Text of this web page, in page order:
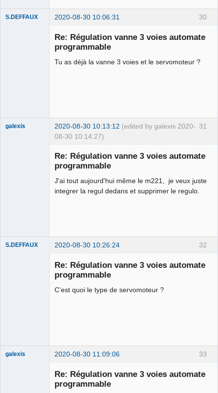
30
S.DEFFAUX 2020-08-30 10:06:31
Re: Régulation vanne 3 voies automate
programmable
Tu as déjà la vanne 3 voies et le servomoteur ?
31
galexis 2020-08-30 10:13:12 (edited by galexis 2020-
08-30 10:14:27)
Re: Régulation vanne 3 voies automate
programmable
J'ai tout aujourd'hui même le m221, je veux juste
integrer la regul dedans et supprimer le regulo.
32
S.DEFFAUX 2020-08-30 10:26:24
Re: Régulation vanne 3 voies automate
programmable
C’est quoi le type de servomoteur ?
33
galexis 2020-08-30 11:09:06
Re: Régulation vanne 3 voies automate
programmable